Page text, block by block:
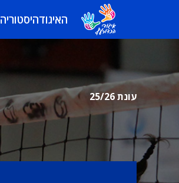
האיגודהיסטוריה
עונת 25/26